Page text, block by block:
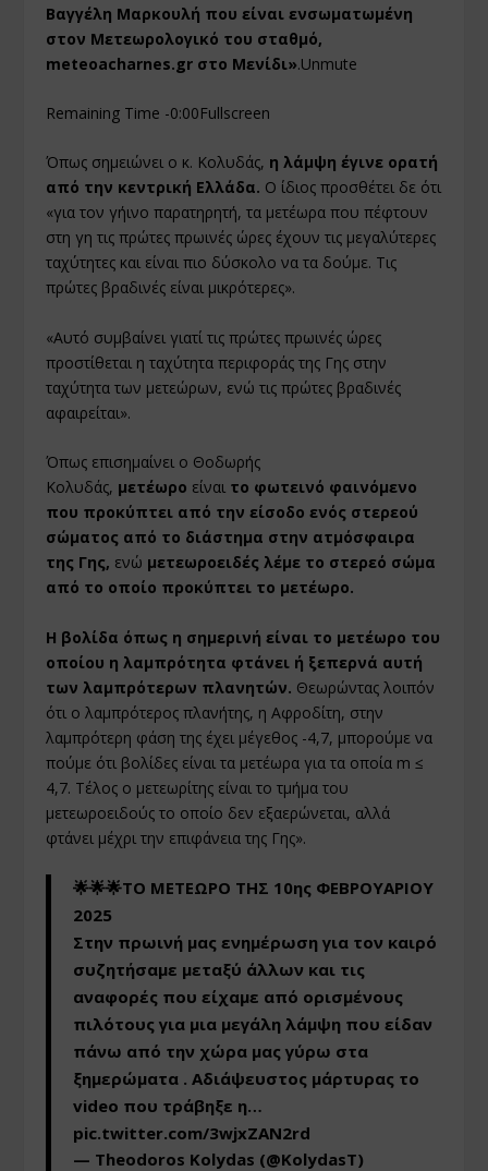
Βαγγέλη Μαρκουλή που είναι ενσωματωμένη
στον Μετεωρολογικό του σταθμό,
meteoacharnes.gr στο Μενίδι».Unmute
Remaining Time -0:00Fullscreen
Όπως σημειώνει ο κ. Κολυδάς, η λάμψη έγινε ορατή
από την κεντρική Ελλάδα. Ο ίδιος προσθέτει δε ότι
«για τον γήινο παρατηρητή, τα μετέωρα που πέφτουν
στη γη τις πρώτες πρωινές ώρες έχουν τις μεγαλύτερες
ταχύτητες και είναι πιο δύσκολο να τα δούμε. Τις
πρώτες βραδινές είναι μικρότερες».
«Αυτό συμβαίνει γιατί τις πρώτες πρωινές ώρες
προστίθεται η ταχύτητα περιφοράς της Γης στην
ταχύτητα των μετεώρων, ενώ τις πρώτες βραδινές
αφαιρείται».
Όπως επισημαίνει ο Θοδωρής
Κολυδάς, μετέωρο είναι το φωτεινό φαινόμενο
που προκύπτει από την είσοδο ενός στερεού
σώματος από το διάστημα στην ατμόσφαιρα
της Γης, ενώ μετεωροειδές λέμε το στερεό σώμα
από το οποίο προκύπτει το μετέωρο.
Η βολίδα όπως η σημερινή είναι το μετέωρο του
οποίου η λαμπρότητα φτάνει ή ξεπερνά αυτή
των λαμπρότερων πλανητών. Θεωρώντας λοιπόν
ότι ο λαμπρότερος πλανήτης, η Αφροδίτη, στην
λαμπρότερη φάση της έχει μέγεθος -4,7, μπορούμε να
πούμε ότι βολίδες είναι τα μετέωρα για τα οποία m ≤
4,7. Τέλος ο μετεωρίτης είναι το τμήμα του
μετεωροειδούς το οποίο δεν εξαερώνεται, αλλά
φτάνει μέχρι την επιφάνεια της Γης».
🌟🌟🌟ΤΟ ΜΕΤΕΩΡΟ ΤΗΣ 10ης ΦΕΒΡΟΥΑΡΙΟΥ
2025
Στην πρωινή μας ενημέρωση για τον καιρό
συζητήσαμε μεταξύ άλλων και τις
αναφορές που είχαμε από ορισμένους
πιλότους για μια μεγάλη λάμψη που είδαν
πάνω από την χώρα μας γύρω στα
ξημερώματα . Αδιάψευστος μάρτυρας το
video που τράβηξε η…
pic.twitter.com/3wjxZAN2rd
— Theodoros Kolydas (@KolydasT)